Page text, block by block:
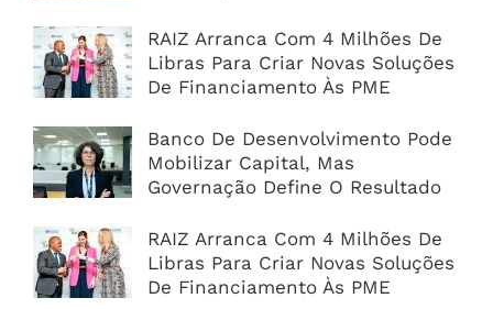
RAIZ Arranca Com 4 Milhões De
Libras Para Criar Novas Soluções
De Financiamento Às PME
Banco De Desenvolvimento Pode
Mobilizar Capital, Mas
Governação Define O Resultado
RAIZ Arranca Com 4 Milhões De
Libras Para Criar Novas Soluções
De Financiamento Às PME